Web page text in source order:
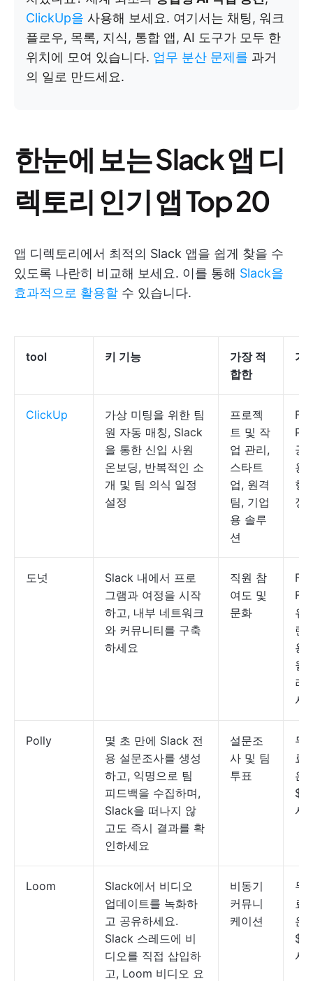
ClickUp을 사용해 보세요. 여기서는 채팅, 워크
플로우, 목록, 지식, 통합 앱, AI 도구가 모두 한
위치에 모여 있습니다. 업무 분산 문제를 과거
의 일로 만드세요.
한눈에 보는 Slack 앱 디
렉토리 인기 앱 Top 20
앱 디렉토리에서 최적의 Slack 앱을 쉽게 찾을 수
있도록 나란히 비교해 보세요. 이를 통해 Slack을
효과적으로 활용할 수 있습니다.
tool 키 기능
가장 적
합한
가
ClickUp
가상 미팅을 위한 팀
원 자동 매칭, Slack
을 통한 신입 사원
온보딩, 반복적인 소
개 및 팀 의식 일정
설정
프로젝
트 및 작
업 관리,
스타트
업, 원격
팀, 기업
용 솔루
션
공;
용
형
정
도넛
Slack 내에서 프로
그램과 여정을 시작
하고, 내부 네트워크
와 커뮤니티를 구축
하세요
직원 참
여도 및
문화
유
랜
용
월
러
시
Polly
몇 초 만에 Slack 전
용 설문조사를 생성
하고, 익명으로 팀
피드백을 수집하며,
Slack을 떠나지 않
고도 즉시 결과를 확
인하세요
설문조
사 및 팀
투표
무
료
은
시
Loom
Slack에서 비디오
업데이트를 녹화하
고 공유하세요.
Slack 스레드에 비
디오를 직접 삽입하
고, Loom 비디오 요
비동기
커뮤니
케이션
무
료
은
시